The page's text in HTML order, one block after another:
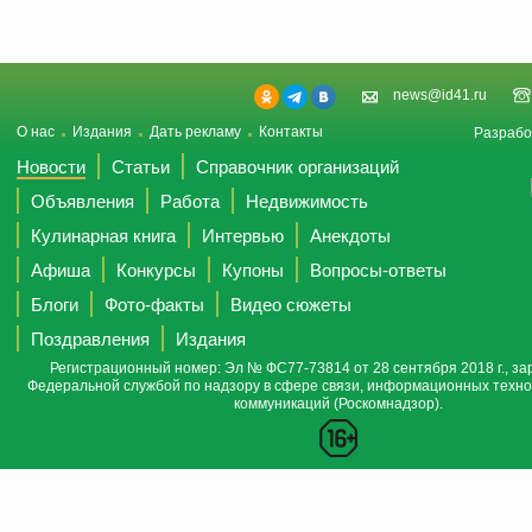
news@id41.ru
О нас Издания Дать рекламу Контакты
Новости Статьи
Справочник организаций
Объявления
Работа
Недвижимость
Кулинарная книга
Интервью
Анекдоты
Афиша
Конкурсы Купоны
Вопросы-ответы
Блоги
Фото-факты
Видео сюжеты
Поздравления
Издания
Регистрационный номер: Эл № ФС77-73814 от 28 сентября 2018 г.,
Федеральной службой по надзору в сфере связи, информационных
коммуникаций (Роскомнадзор).